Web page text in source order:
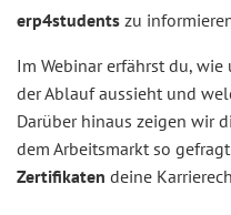
erp4students zu
Im Webinar erfährst du,
der Ablauf aussieht und
Darüber hinaus zeigen wir
dem Arbeitsmarkt so
Zertifikaten deine